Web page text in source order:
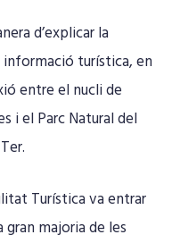
d’explicar la
turística, en
entre el nucli de
i el Parc Natural del
Turística va entrar
gran majoria de les